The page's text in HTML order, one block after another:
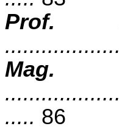
Prof.
..... 86